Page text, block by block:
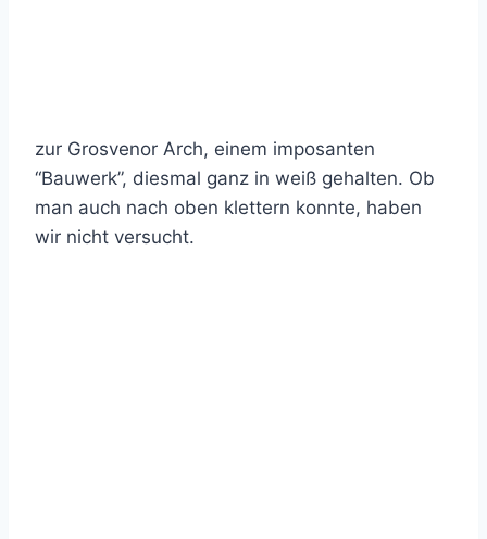
zur Grosvenor Arch, einem imposanten
“Bauwerk”, diesmal ganz in weiß gehalten. Ob
man auch nach oben klettern konnte, haben
wir nicht versucht.